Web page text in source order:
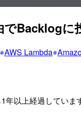
Backlogに
AWS Lambda
年以上経過していま